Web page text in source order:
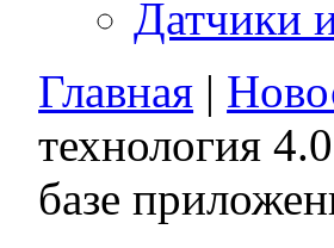
Датчики
Главная |
технология
базе